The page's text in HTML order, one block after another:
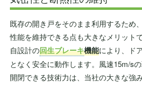
既存の開き戸をそのまま利用するため
性能を維持できる点も大きなメリット
自設計の回生ブレーキ機能により、ド
となく安全に動作します。風速15m/s
開閉できる技術力は、当社の大きな強み